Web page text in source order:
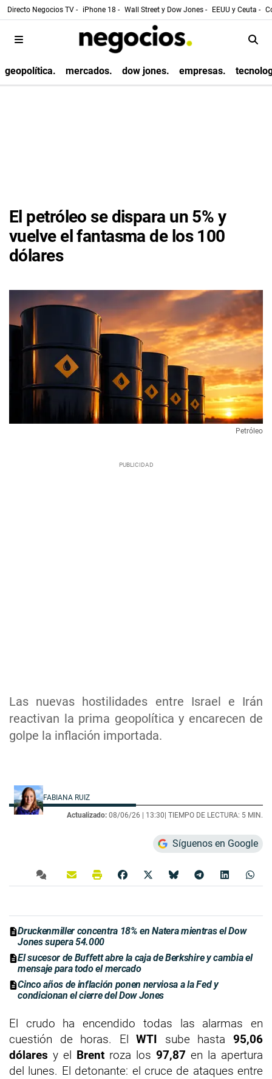
Directo Negocios TV - iPhone 18 - Wall Street y Dow Jones - EEUU y Ceuta -
geopolítica. mercados. dow jones. empresas.
El petróleo se dispara un 5% y
vuelve el fantasma de los 100
dólares
Las nuevas hostilidades entre Israel e Irán
reactivan la prima geopolítica y encarecen de
golpe la inflación importada.
Petróleo
FABIANA RUIZ
Actualizado: 08/06/26 | 13:30 | TIEMPO DE LECTURA: 5 MIN.
Síguenos en Google
Druckenmiller concentra 18% en Natera mientras el Dow
Jones supera 54.000
El sucesor de Buffett abre la caja de Berkshire y cambia el
mensaje para todo el mercado
Cinco años de inflación ponen nerviosa a la Fed y
condicionan el cierre del Dow Jones
El crudo ha encendido todas las alarmas en
cuestión de horas. ElWTI sube hasta95,06
dólares y el Brent roza los 97,87 en la apertura
del lunes. El detonante: el cruce de ataques entre